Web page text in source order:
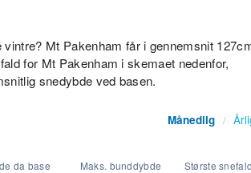
Mt Pakenham får i gennemsnit
for Mt Pakenham i skemaet nedenfor,
snedybde ved basen.
Månedlig /
da base Maks. bund­dybde Største